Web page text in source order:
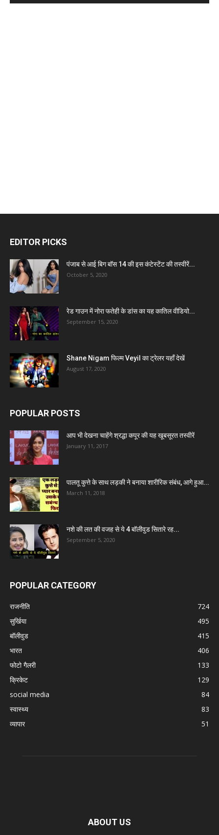
EDITOR PICKS
पंजाब से आई बिग बॉस 14 की इस कंटेस्टेंट की तस्वीरें...
October 5, 2020
रेड गाउन में नोरा फतेही के डांस का यह कातिल वीडियो...
September 15, 2020
Shane Nigam फिल्म Veyil का ट्रेलर यहाँ देखें
August 17, 2020
POPULAR POSTS
आप भी देखना चाहेंगे श्रद्धा कपूर की यह खूबसूरत तस्वीरें
January 11, 2017
पालतू कुत्ते के साथ लड़की ने बनाया शारीरिक संबंध, आगे हुआ...
March 11, 2018
नशे की लत की वजह से ये 4 बॉलीवुड सितारे रह...
September 5, 2020
POPULAR CATEGORY
राजनीति
724
सुर्खिया
495
बॉलीवुड
415
भारत
406
फोटो गैलरी
133
क्रिकेट
129
social media
84
स्वास्थ्य
83
व्यापार
51
ABOUT US